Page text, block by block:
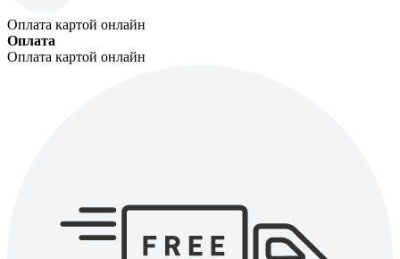
Оплата картой онлайн
Оплата
Оплата картой онлайн